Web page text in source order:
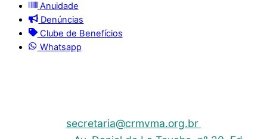
Anuidade
Denúncias
Clube de Benefícios
Whatsapp
secretaria@crmvma.org.br